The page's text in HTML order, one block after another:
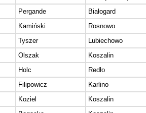
Pergande
Białogard
Kamiński Rosnowo
Tyszer
Lubiechowo
Olszak
Koszalin
Holc Redło
Filipowicz Karlino
Koziel Koszalin